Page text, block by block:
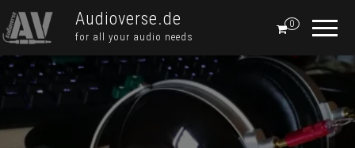
Audioverse.de
for all your audio needs
0